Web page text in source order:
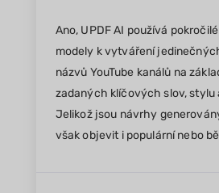
Ano, UPDF AI používá
modely k vytváření
názvů YouTube kanálů na
zadaných klíčových slov, stylu
Jelikož jsou návrhy
však objevit i populární nebo